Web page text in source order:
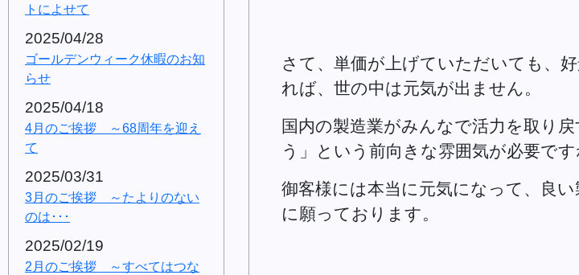
トによせて
2025/04/28
ゴールデンウィーク休暇のお知
らせ
2025/04/18
4月のご挨拶 ～68周年を迎え
て
2025/03/31
3月のご挨拶 ～たよりのない
のは･･･
2025/02/19
2月のご挨拶 ～すべてはつな
さて、単価が上げていただいても
れば、世の中は元気が出ません。
国内の製造業がみんなで活力を取り
う」という前向きな雰囲気が必要です
御客様には本当に元気になって、良
に願っております。